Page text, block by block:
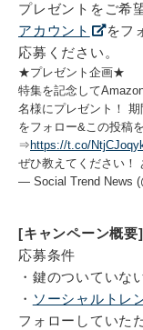
プレゼントをご希
アカウント
をフ
応募ください。
★プレゼント企画★
特集を記念して
名様にプレゼント！ 期
をフォロー&この投稿
⇒ https://t.co/
ぜひ教えてください！
— Social Trend News
[キャンペーン概要]
応募条件
・鍵のついていな
・ ソーシャルトレ
フォローしていた